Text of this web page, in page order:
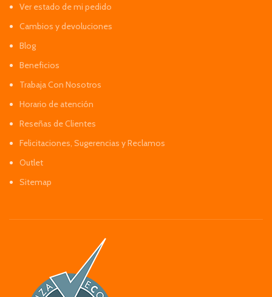
Ver estado de mi pedido
Cambios y devoluciones
Blog
Beneficios
Trabaja Con Nosotros
Horario de atención
Reseñas de Clientes
Felicitaciones, Sugerencias y Reclamos
Outlet
Sitemap